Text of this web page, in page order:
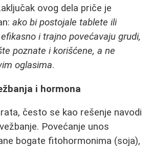
ovog dela priče je
ako bi postojale tablete ili
i trajno povećavaju grudi,
poznate i korišćene, a ne
oglasima.
i hormona
često se kao rešenje navodi
Povećanje unos
bogate fitohormonima (soja),